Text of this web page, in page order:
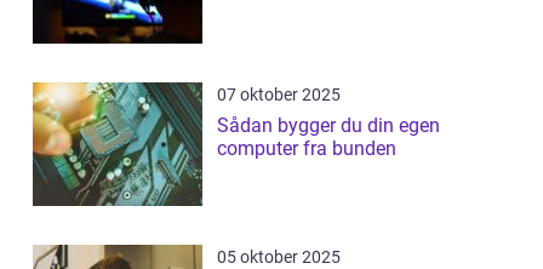
07 oktober 2025
Sådan bygger du din egen
computer fra bunden
05 oktober 2025